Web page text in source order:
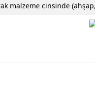
malzeme cinsinde